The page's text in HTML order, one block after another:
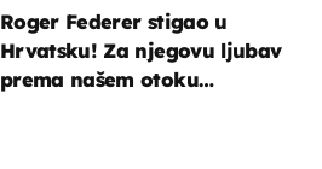
Roger Federer stigao u
Hrvatsku! Za njegovu ljubav
prema našem otoku